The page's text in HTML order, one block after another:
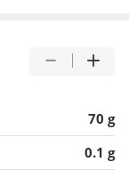
70 g
0.1 g